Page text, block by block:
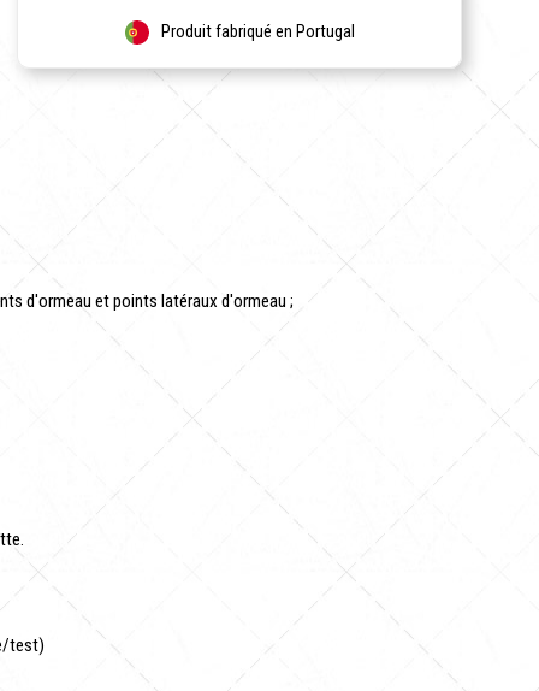
Produit fabriqué en Portugal
d'ormeau et points latéraux d'ormeau ;
test)